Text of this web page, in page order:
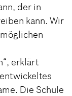
der in
kann. Wir
erklärt
Die Schule